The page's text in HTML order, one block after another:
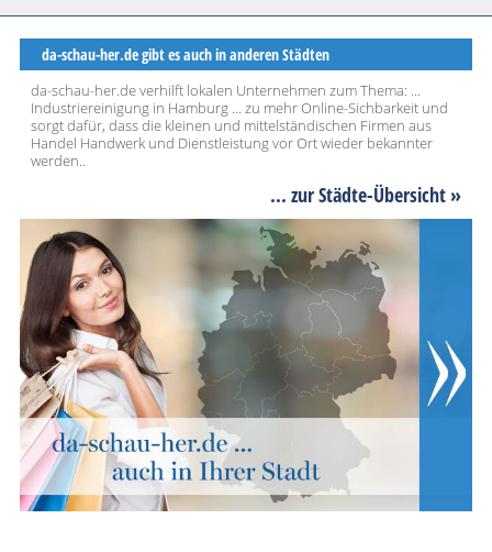
da-schau-her.de gibt es auch in anderen Städten
da-schau-her.de verhilft lokalen Unternehmen zum Thema: ...
Industriereinigung in Hamburg ... zu mehr Online-Sichbarkeit und
sorgt dafür, dass die kleinen und mittelständischen Firmen aus
Handel Handwerk und Dienstleistung vor Ort wieder bekannter
werden..
... zur Städte-Übersicht »